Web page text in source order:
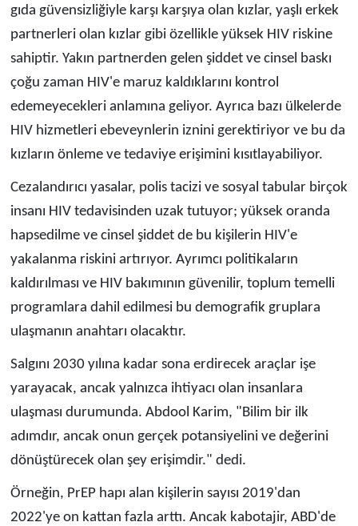
gıda güvensizliğiyle karşı karşıya olan kızlar, yaşlı erkek
partnerleri olan kızlar gibi özellikle yüksek HIV riskine
sahiptir. Yakın partnerden gelen şiddet ve cinsel baskı
çoğu zaman HIV'e maruz kaldıklarını kontrol
edemeyecekleri anlamına geliyor. Ayrıca bazı ülkelerde
HIV hizmetleri ebeveynlerin iznini gerektiriyor ve bu da
kızların önleme ve tedaviye erişimini kısıtlayabiliyor.
Cezalandırıcı yasalar, polis tacizi ve sosyal tabular birçok
insanı HIV tedavisinden uzak tutuyor; yüksek oranda
hapsedilme ve cinsel şiddet de bu kişilerin HIV'e
yakalanma riskini artırıyor. Ayrımcı politikaların
kaldırılması ve HIV bakımının güvenilir, toplum temelli
programlara dahil edilmesi bu demografik gruplara
ulaşmanın anahtarı olacaktır.
Salgını 2030 yılına kadar sona erdirecek araçlar işe
yarayacak, ancak yalnızca ihtiyacı olan insanlara
ulaşması durumunda. Abdool Karim, "Bilim bir ilk
adımdır, ancak onun gerçek potansiyelini ve değerini
dönüştürecek olan şey erişimdir." dedi.
Örneğin, PrEP hapı alan kişilerin sayısı 2019'dan
2022'ye on kattan fazla arttı. Ancak kabotajir, ABD'de